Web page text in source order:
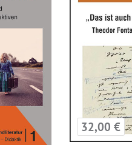
32,00 €